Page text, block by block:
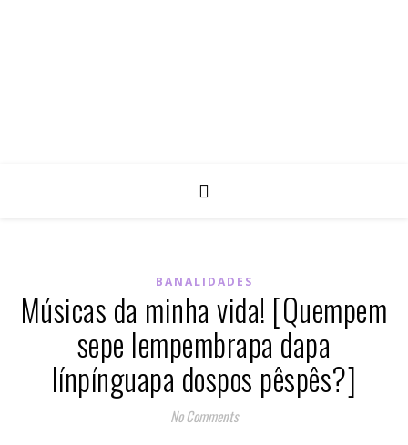
BANALIDADES
Músicas da minha vida! [Quempem
sepe lempembrapa dapa
línpínguapa dospos pêspês?]
No Comments